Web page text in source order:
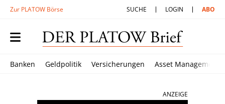
Zur PLATOW Börse SUCHE LOGIN ABO
Banken Geldpolitik Versicherungen Asset Management
ANZEIGE